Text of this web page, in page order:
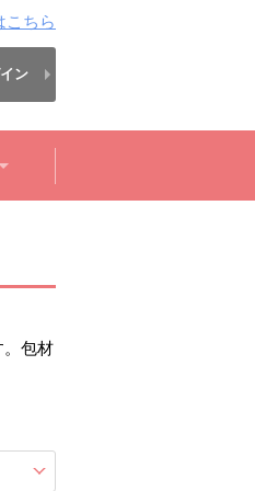
こちら
ン
。包材